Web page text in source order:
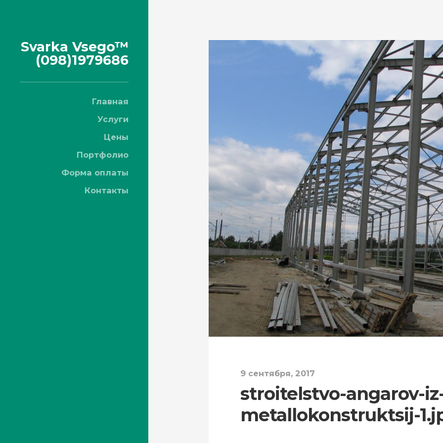
Svarka Vsego™
(098)1979686
Главная
Услуги
Цены
Портфолио
Форма оплаты
Контакты
9 сентября, 2017
stroitelstvo-angarov-
metallokonstruktsij-